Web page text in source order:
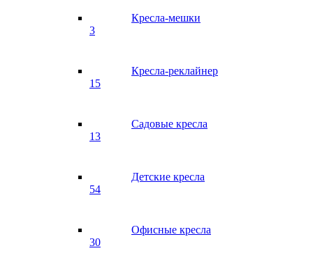
Кресла-мешки
3
Кресла-реклайнер
15
Садовые кресла
13
Детские кресла
54
Офисные кресла
30